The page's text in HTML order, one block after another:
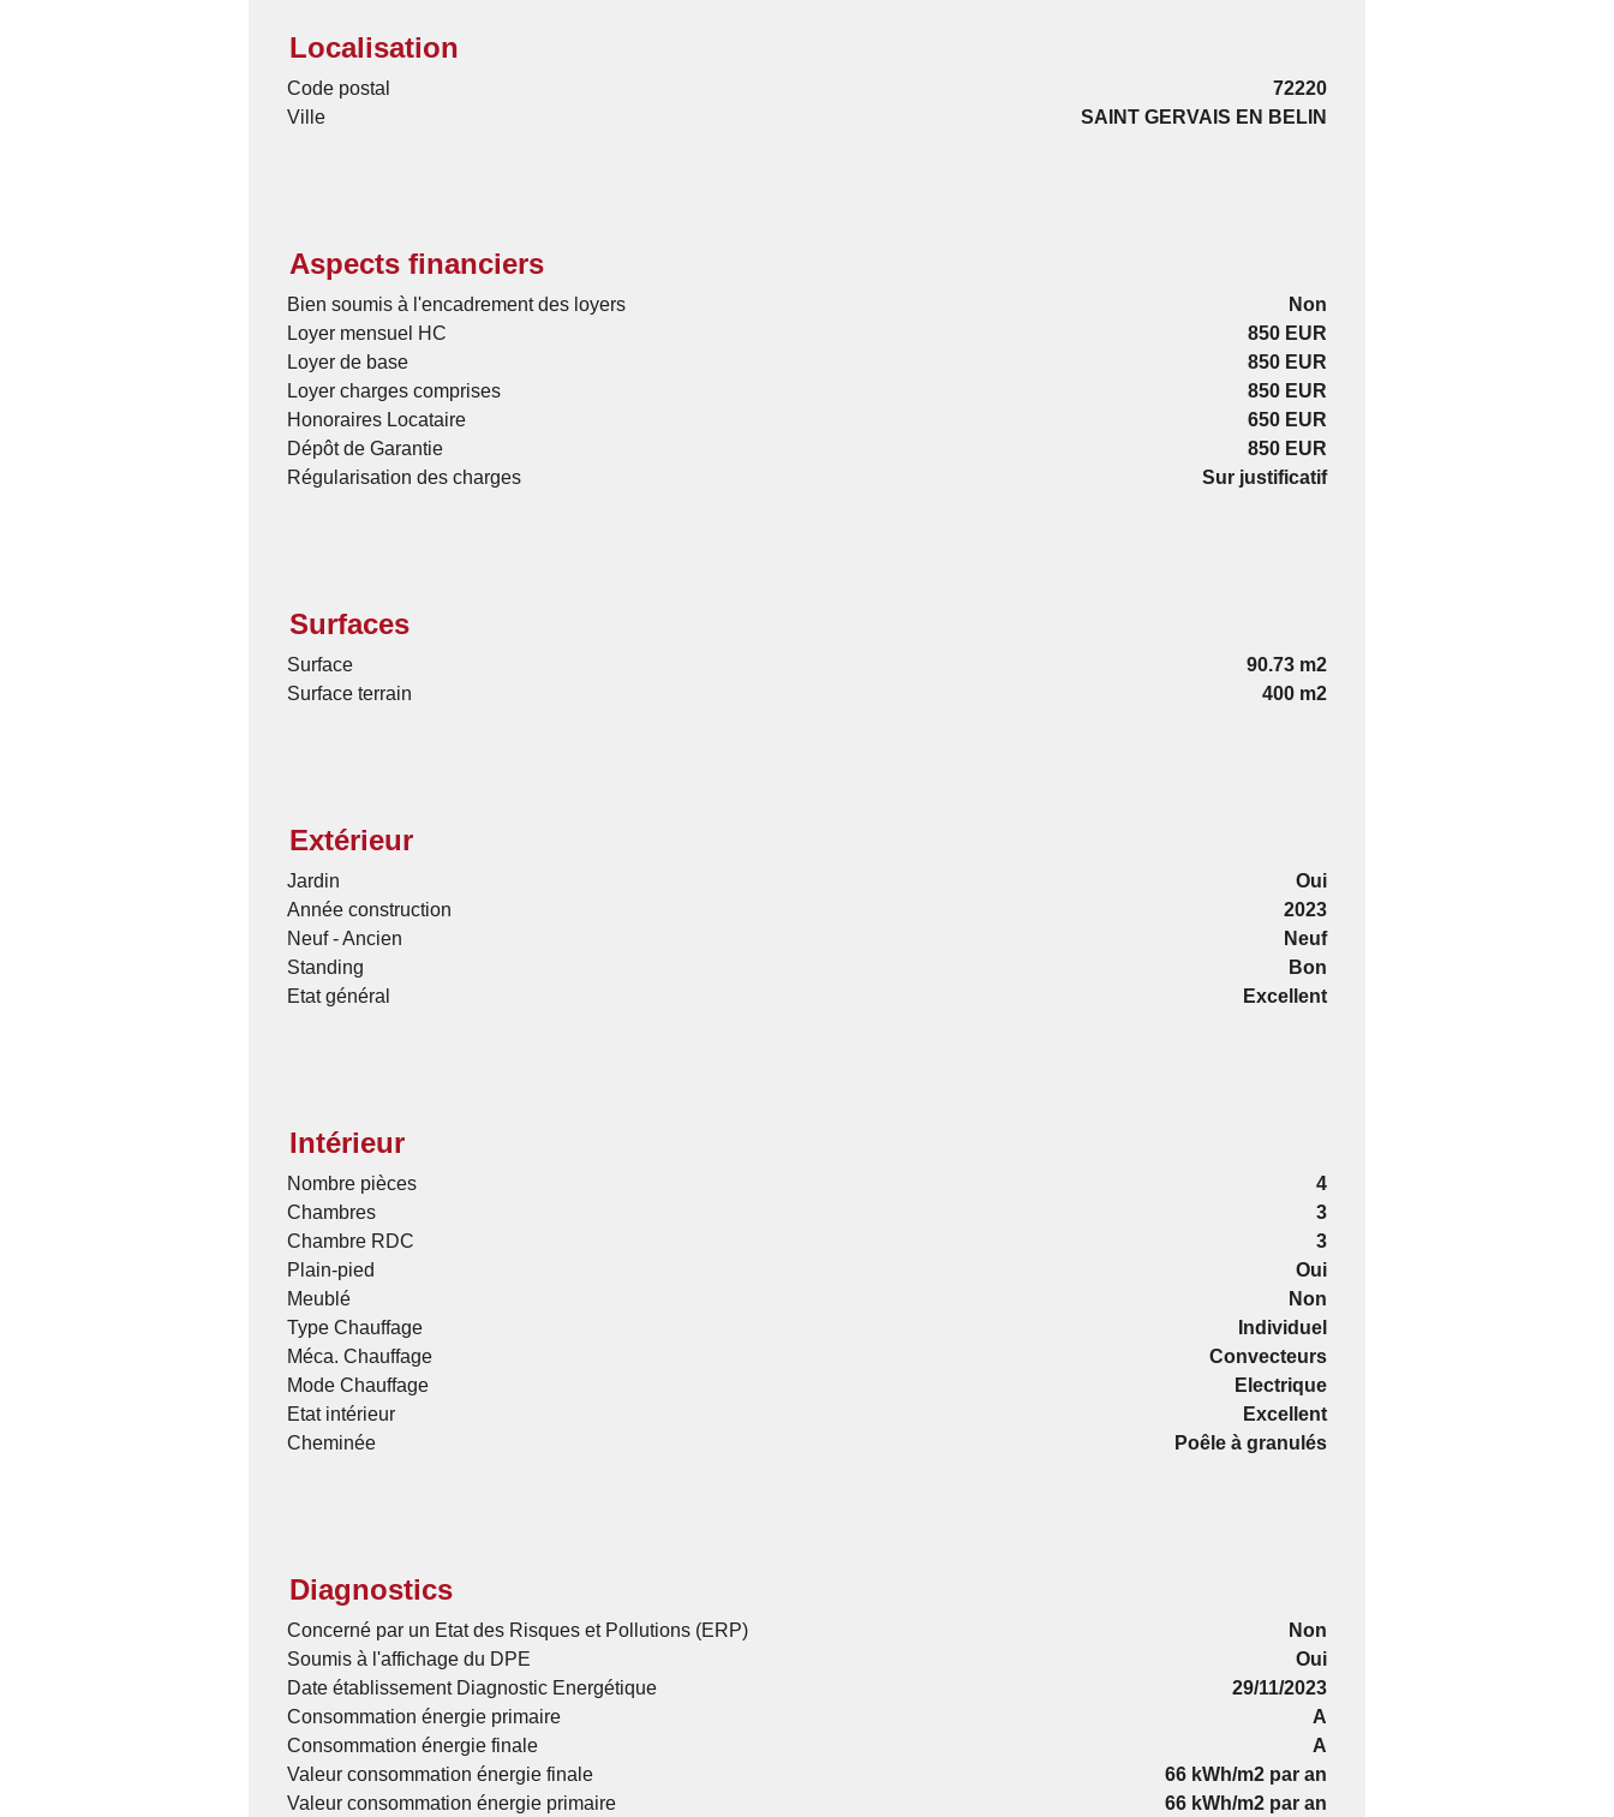
Localisation
Code postal
72220
Ville
SAINT GERVAIS EN BELIN
Aspects financiers
Bien soumis à l'encadrement des loyers
Non
Loyer mensuel HC
850 EUR
Loyer de base
850 EUR
Loyer charges comprises
850 EUR
Honoraires Locataire
650 EUR
Dépôt de Garantie
850 EUR
Régularisation des charges
Sur justificatif
Surfaces
Surface
90.73 m2
Surface terrain
400 m2
Extérieur
Jardin
Oui
Année construction
2023
Neuf - Ancien
Neuf
Standing
Bon
Etat général
Excellent
Intérieur
Nombre pièces
4
Chambres
3
Chambre RDC
3
Plain-pied
Oui
Meublé
Non
Type Chauffage
Individuel
Méca. Chauffage
Convecteurs
Mode Chauffage
Electrique
Etat intérieur
Excellent
Cheminée
Poêle à granulés
Diagnostics
Concerné par un Etat des Risques et Pollutions (ERP)
Non
Soumis à l'affichage du DPE
Oui
Date établissement Diagnostic Energétique
29/11/2023
Consommation énergie primaire
A
Consommation énergie finale
A
Valeur consommation énergie finale
66 kWh/m2 par an
Valeur consommation énergie primaire
66 kWh/m2 par an